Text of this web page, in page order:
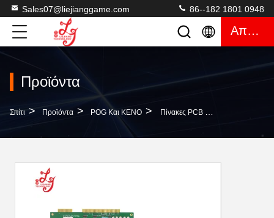
Sales07@liejianggame.com 86--182 1801 0948
Απόσπασμα
Προϊόντα
Σπίτι > Προϊόντα > POG Και KENO > Πίνακες PCB Παιχνιδιών POG 580